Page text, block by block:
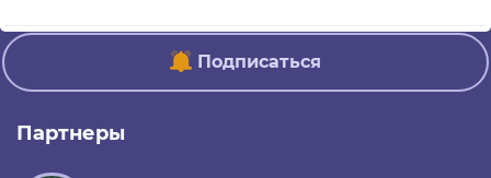
Подписаться
Партнеры